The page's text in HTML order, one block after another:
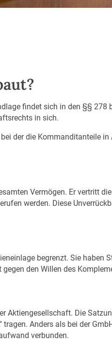
findet sich in den §§ 278
in sich.
der die Kommanditanteile
Vermögen. Er vertritt
werden. Diese
begrenzt. Sie haben
den Willen des
Aktiengesellschaft. Die
Anders als bei der
verbunden.